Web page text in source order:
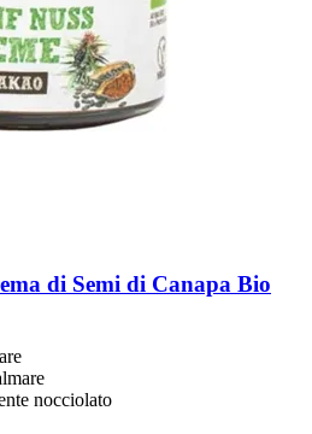
di Semi di Canapa Bio
nocciolato